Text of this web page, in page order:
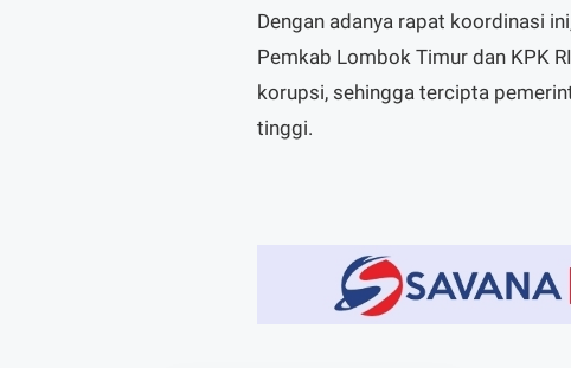
Dengan adanya rapat koordinasi
Pemkab Lombok Timur dan KPK
korupsi, sehingga tercipta
tinggi.